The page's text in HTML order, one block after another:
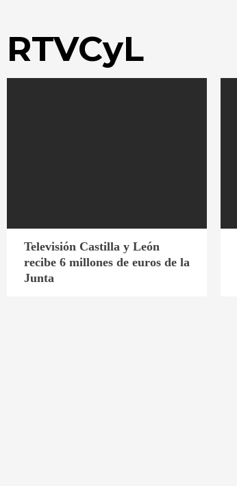
RTVCyL
Televisión Castilla y León
recibe 6 millones de euros de la
Junta